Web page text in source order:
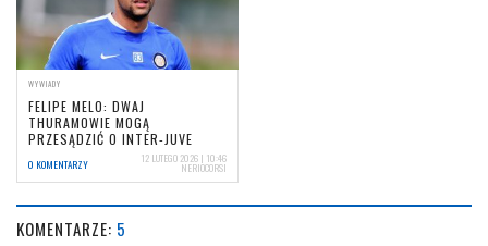
WYWIADY
FELIPE MELO: DWAJ
THURAMOWIE MOGĄ
PRZESĄDZIĆ O INTER-JUVE
0 KOMENTARZY 12 LUTEGO 2026 | 10:46
NERIOCORSI
KOMENTARZE: 5